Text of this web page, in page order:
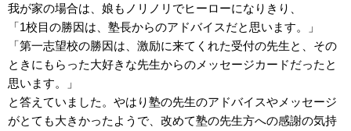
我が家の場合は、娘もノリノリでヒーローになりきり、
「1校目の勝因は、塾長からのアドバイスだと思います。」
「第一志望校の勝因は、激励に来てくれた受付の先生と、その
ときにもらった大好きな先生からのメッセージカードだったと
思います。」
と答えていました。やはり塾の先生のアドバイスやメッセージ
がとても大きかったようで、改めて塾の先生方への感謝の気持